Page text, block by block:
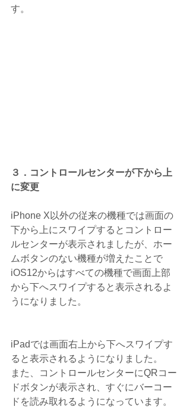
す。
３．コントロールセンターが下から上
に変更
iPhone X以外の従来の機種では画面の
下から上にスワイプするとコントロー
ルセンターが表示されましたが、ホー
ムボタンのない機種が増えたことで
iOS12からはすべての機種で画面上部
から下へスワイプすると表示されるよ
うになりました。
iPadでは画面右上から下へスワイプす
ると表示されるようになりました。
また、コントロールセンターにQRコー
ドボタンが表示され、すぐにバーコー
ドを読み取れるようになっています。